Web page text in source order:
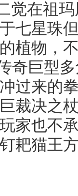
觉在祖
七星珠
植物，
奇巨型
过来的
裁决之
家也不
耙猫王